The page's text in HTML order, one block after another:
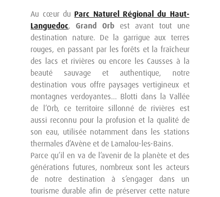
Au cœur du Parc Naturel Régional du Haut-
Languedoc,Grand Orb est avant tout une
destination nature. De la garrigue aux terres
rouges, en passant par les forêts et la fraîcheur
des lacs et rivières ou encore les Causses à la
beauté sauvage et authentique, notre
destination vous offre paysages vertigineux et
montagnes verdoyantes… Blotti dans la Vallée
de l’Orb, ce territoire sillonné de rivières est
aussi reconnu pour la profusion et la qualité de
son eau, utilisée notamment dans les stations
thermales d’Avène et de Lamalou-les-Bains.
Parce qu’il en va de l’avenir de la planète et des
générations futures, nombreux sont les acteurs
de notre destination à s’engager dans un
tourisme durable afin de préserver cette nature